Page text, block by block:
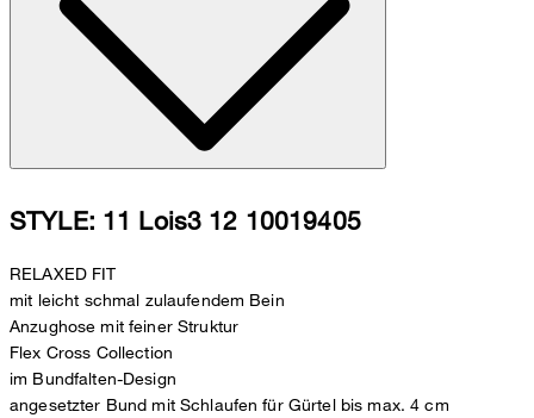
STYLE: 11 Lois3 12 10019405
RELAXED FIT
mit leicht schmal zulaufendem Bein
Anzughose mit feiner Struktur
Flex Cross Collection
im Bundfalten-Design
angesetzter Bund mit Schlaufen für Gürtel bis max. 4 cm